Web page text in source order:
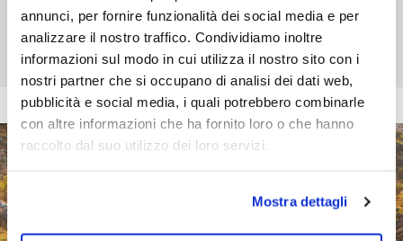
annunci, per fornire funzionalità dei social media e per
analizzare il nostro traffico. Condividiamo inoltre
informazioni sul modo in cui utilizza il nostro sito con i
nostri partner che si occupano di analisi dei dati web,
pubblicità e social media, i quali potrebbero combinarle
con altre informazioni che ha fornito loro o che hanno
raccolto dal suo utilizzo dei loro servizi.
Mostra dettagli